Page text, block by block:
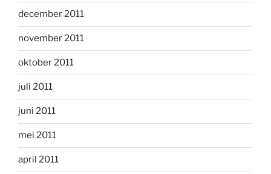
december 2011
november 2011
oktober 2011
juli 2011
juni 2011
mei 2011
april 2011